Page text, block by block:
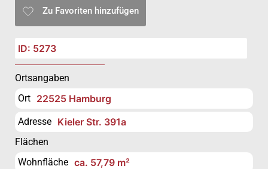
Zu Favoriten hinzufügen
ID: 5273
Ortsangaben
Ort 22525 Hamburg
Adresse Kieler Str. 391a
Flächen
Wohnfläche ca. 57,79 m²